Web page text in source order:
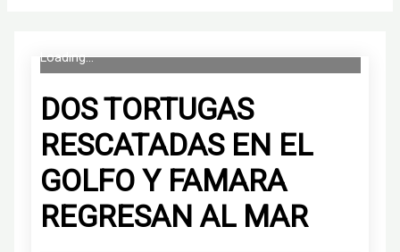
Loading...
DOS TORTUGAS
RESCATADAS EN EL
GOLFO Y FAMARA
REGRESAN AL MAR